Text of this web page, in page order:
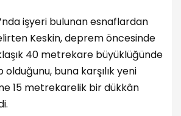
işyeri bulunan esnaflardan
Keskin, deprem öncesinde
40 metrekare büyüklüğünde
buna karşılık yeni
15 metrekarelik bir dükkân